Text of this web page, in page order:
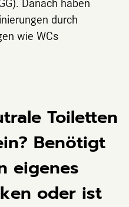
durch
wie WCs
Toiletten
Benötigt
eigenes
oder ist